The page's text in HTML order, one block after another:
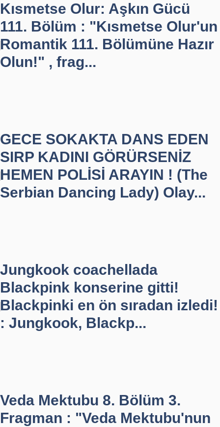
Kısmetse Olur: Aşkın Gücü
111. Bölüm : "Kısmetse Olur'un
Romantik 111. Bölümüne Hazır
Olun!" , frag...
GECE SOKAKTA DANS EDEN
SIRP KADINI GÖRÜRSENİZ
HEMEN POLİSİ ARAYIN ! (The
Serbian Dancing Lady) Olay...
Jungkook coachellada
Blackpink konserine gitti!
Blackpinki en ön sıradan izledi!
: Jungkook, Blackp...
Veda Mektubu 8. Bölüm 3.
Fragman : "Veda Mektubu'nun